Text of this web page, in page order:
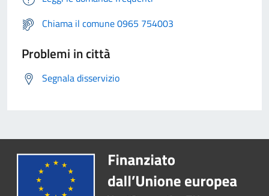
Chiama il comune 0965 754003
Problemi in città
Segnala disservizio